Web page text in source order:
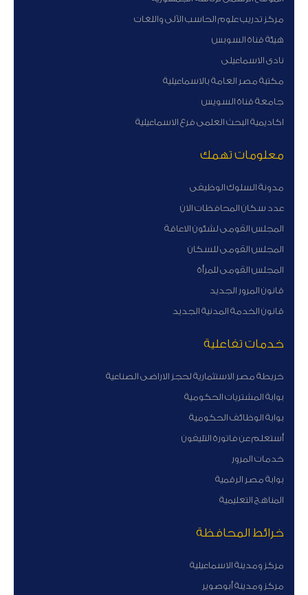
مركز تدريب علوم الحاسب الآلى واللغات
هيئة قناة السوبس
نادى الاسماعيلى
مكتبة مصر العامة بالاسماعيلية
جامعة قناة السويس
اكاديمية البحث العلمى فرع الاسماعيلية
معلومات تهمك
مدونة السلوك الوظيفى
عدد سكان المحافظات الان
المجلس القومى لشئون الاعاقة
المجلس القومى للسكان
المجلس القومى للمرأة
قانون المرور الجديد
قانون الخدمة المدنية الجديد
خدمات تفاعلية
خريطة مصر الاستثمارية لحجز الاراضى الصناعية
بوابة المشتريات الحكومية
بوابة الوظائف الحكومية
أستعلم عن فاتورة التليفون
خدمات المرور
بوابة مصر الرقمية
المناهج التعليمية
خرائط المحافظة
مركز ومدينة الاسماعيلية
مركز ومدينة أبوصوير